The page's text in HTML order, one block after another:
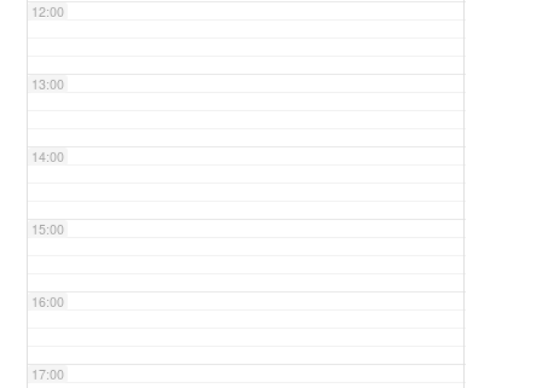
12:00
13:00
14:00
15:00
16:00
17:00